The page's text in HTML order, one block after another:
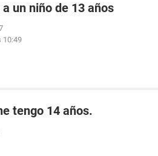
un niño de 13 años
10:49
tengo 14 años.